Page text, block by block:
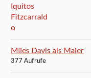
Miles Davis als Maler
377 Aufrufe